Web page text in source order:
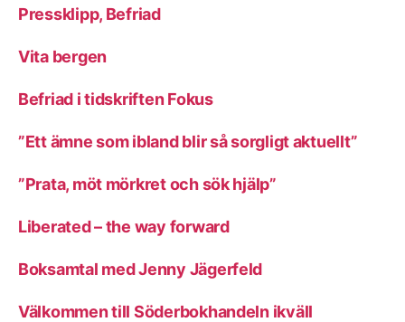
Pressklipp, Befriad
Vita bergen
Befriad i tidskriften Fokus
”Ett ämne som ibland blir så sorgligt aktuellt”
”Prata, möt mörkret och sök hjälp”
Liberated – the way forward
Boksamtal med Jenny Jägerfeld
Välkommen till Söderbokhandeln ikväll